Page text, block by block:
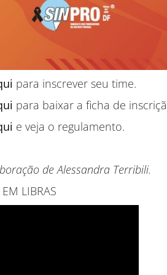
para inscrever seu time.
para baixar a ficha de
e veja o regulamento.
de Alessandra Terribili.
LIBRAS